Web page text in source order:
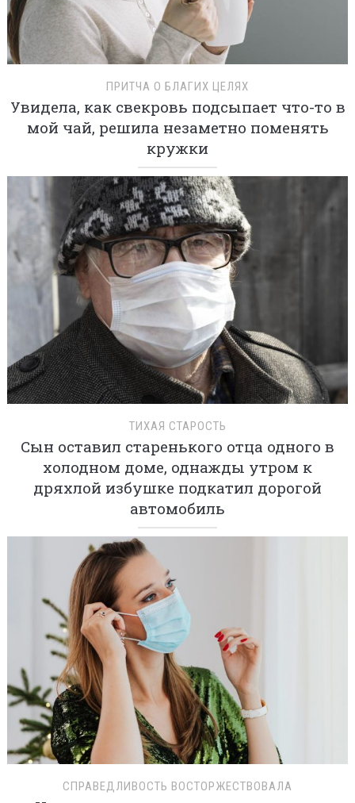
ПРИТЧА О БЛАГИХ ЦЕЛЯХ
Увидела, как свекровь подсыпает что-то в
мой чай, решила незаметно поменять
кружки
ТИХАЯ СТАРОСТЬ
Сын оставил старенького отца одного в
холодном доме, однажды утром к
дряхлой избушке подкатил дорогой
автомобиль
СПРАВЕДЛИВОСТЬ ВОСТОРЖЕСТВОВАЛА